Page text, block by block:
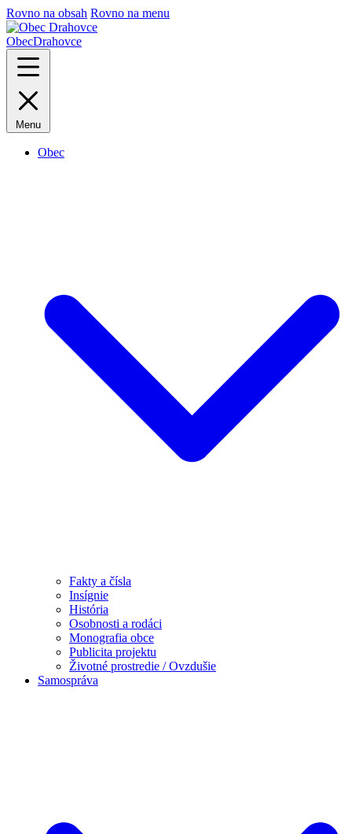
Rovno na obsah Rovno na menu
ObecDrahovce
Menu
Obec
Fakty a čísla
Insígnie
História
Osobnosti a rodáci
Monografia obce
Publicita projektu
Životné prostredie / Ovzdušie
Samospráva